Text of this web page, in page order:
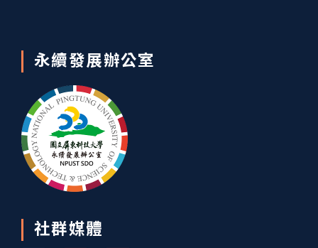
永續發展辦公室
社群媒體